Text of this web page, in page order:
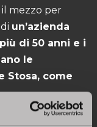
mezzo per
un’azienda
di 50 anni e i
le
Stosa, come
su Rai1!